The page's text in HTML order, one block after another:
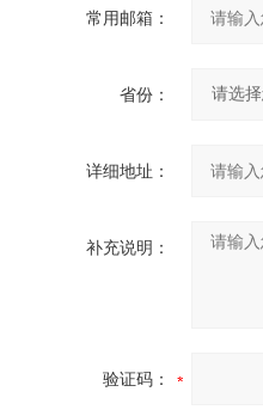
常用邮箱：
省份：
详细地址：
补充说明：
验证码：